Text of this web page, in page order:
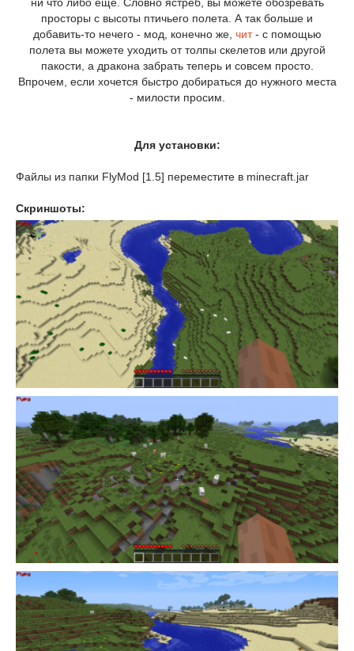
ни что либо еще. Словно ястреб, вы можете обозревать
просторы с высоты птичьего полета. А так больше и
добавить-то нечего - мод, конечно же, чит- с помощью
полета вы можете уходить от толпы скелетов или другой
пакости, а дракона забрать теперь и совсем просто.
Впрочем, если хочется быстро добираться до нужного места
- милости просим.
Для установки:
Файлы из папки FlyMod [1.5] переместите в minecraft.jar
Скриншоты: